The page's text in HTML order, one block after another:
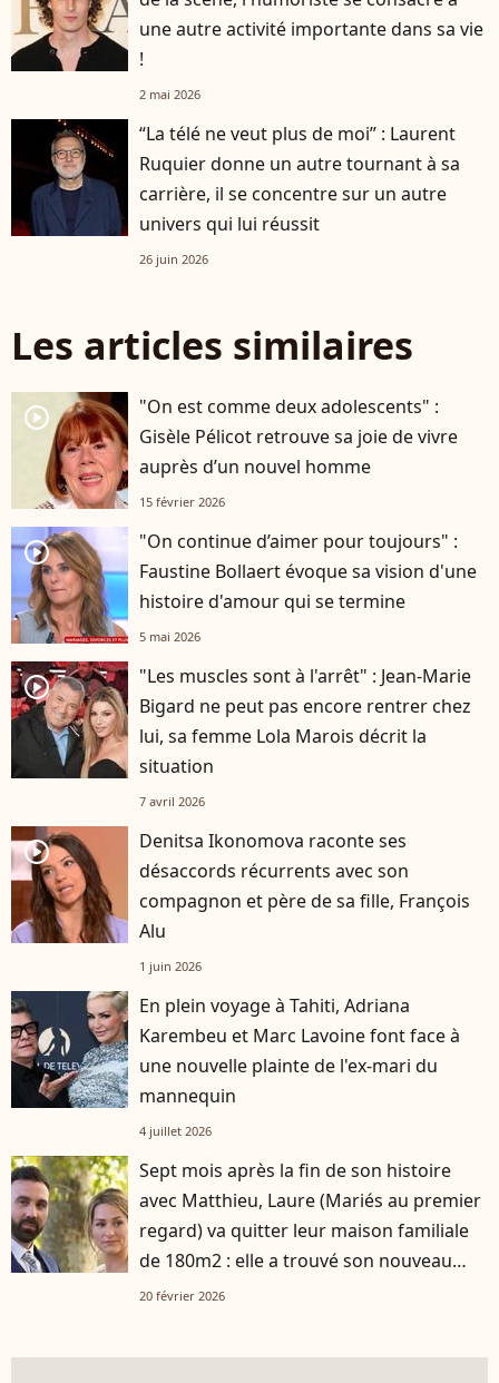
une autre activité importante dans sa vie
!
2 mai 2026
“La télé ne veut plus de moi” : Laurent
Ruquier donne un autre tournant à sa
carrière, il se concentre sur un autre
univers qui lui réussit
26 juin 2026
Les articles similaires
player2
"On est comme deux adolescents" :
Gisèle Pélicot retrouve sa joie de vivre
auprès d’un nouvel homme
15 février 2026
player2
"On continue d’aimer pour toujours" :
Faustine Bollaert évoque sa vision d'une
histoire d'amour qui se termine
5 mai 2026
player2
"Les muscles sont à l'arrêt" : Jean-Marie
Bigard ne peut pas encore rentrer chez
lui, sa femme Lola Marois décrit la
situation
7 avril 2026
player2
Denitsa Ikonomova raconte ses
désaccords récurrents avec son
compagnon et père de sa fille, François
Alu
1 juin 2026
En plein voyage à Tahiti, Adriana
Karembeu et Marc Lavoine font face à
une nouvelle plainte de l'ex-mari du
mannequin
4 juillet 2026
Sept mois après la fin de son histoire
avec Matthieu, Laure (Mariés au premier
regard) va quitter leur maison familiale
de 180m2 : elle a trouvé son nouveau
logement
20 février 2026